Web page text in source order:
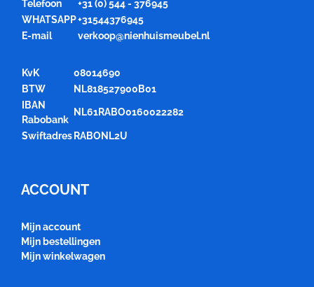
Telefoon
+31 (0) 544 - 376945
WHATSAPP+31544376945
E-mail
verkoop@nienhuismeubel.nl
KvK
08014690
BTW
NL818527900B01
IBAN
Rabobank
NL61RABO0160022282
Swiftadres RABONL2U
ACCOUNT
Mijn account
Mijn bestellingen
Mijn winkelwagen